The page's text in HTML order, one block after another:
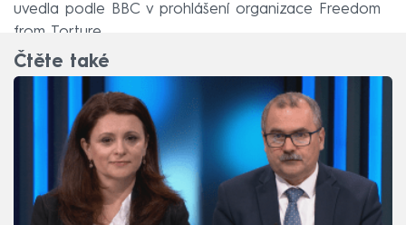
uvedla podle BBC v prohlášení organizace Freedom
from Torture.
Čtěte také